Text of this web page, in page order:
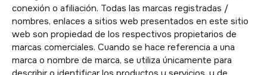
conexión o afiliación. Todas las marcas registradas /
nombres, enlaces a sitios web presentados en este sitio
web son propiedad de los respectivos propietarios de
marcas comerciales. Cuando se hace referencia a una
marca o nombre de marca, se utiliza únicamente para